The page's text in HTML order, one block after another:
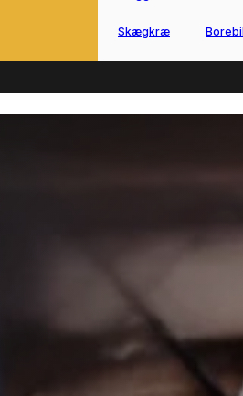
Skægkræ
i Middelfart
af erfarne fagfolk.
med lokale partnere,
væggelus sikkert og